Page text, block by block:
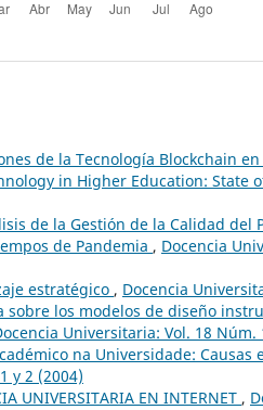
de la Tecnología Blockchain
in Higher Education: State
de la Gestión de la Calidad del
de Pandemia , Docencia
estratégico , Docencia
sobre los modelos de diseño
Universitaria: Vol. 18 Núm.
na Universidade:
y 2 (2004)
UNIVERSITARIA EN INTERNET ,